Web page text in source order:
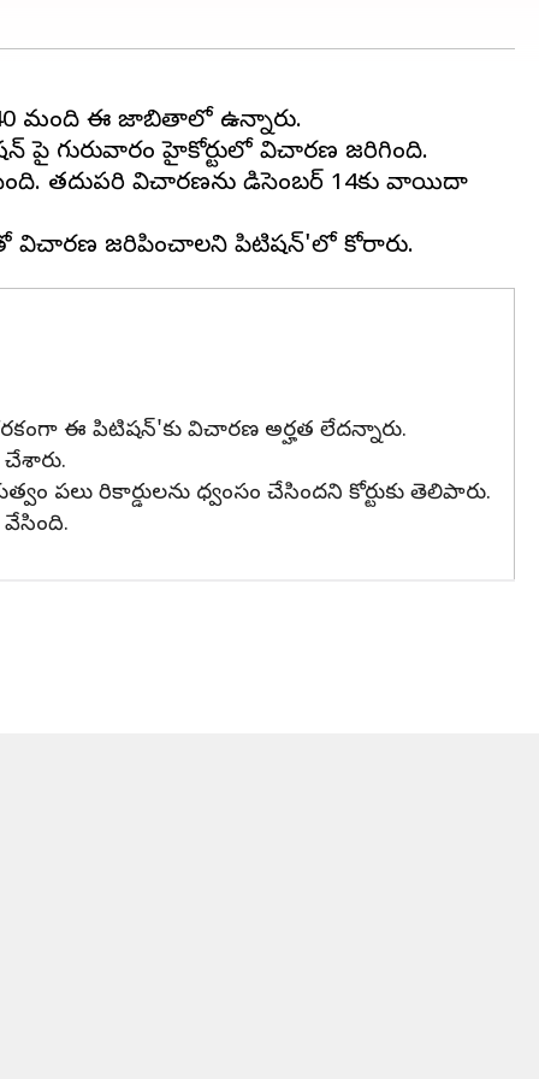
మంది ఈ జాబితాలో ఉన్నారు.
పై గురువారం హైకోర్టులో విచారణ జరిగింది.
తదుపరి విచారణను డిసెంబర్ 14కు వాయిదా
ఈ పిటిషన్'కు విచారణ అర్హత లేదన్నారు.
రికార్డులను ధ్వంసం చేసిందని కోర్టుకు తెలిపారు.